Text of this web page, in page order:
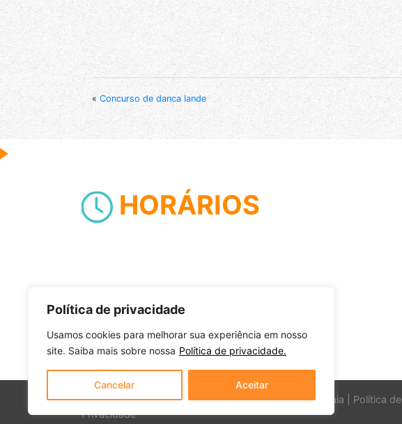
Política de privacidade
Usamos cookies para melhorar sua experiência em nosso
site. Saiba mais sobre nossa Política de privacidade.
Cancelar Aceitar
« Concurso de danca Iande
HORÁRIOS
Todos os direitos reservados a Iandê Shopping Caucaia | Política de
Privacidade